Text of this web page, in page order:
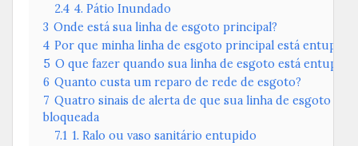
2.4 4. Pátio Inundado
3 Onde está sua linha de esgoto principal?
4 Por que minha linha de esgoto principal está entupida?
5 O que fazer quando sua linha de esgoto está entupida
6 Quanto custa um reparo de rede de esgoto?
7 Quatro sinais de alerta de que sua linha de esgoto
bloqueada
7.1 1. Ralo ou vaso sanitário entupido